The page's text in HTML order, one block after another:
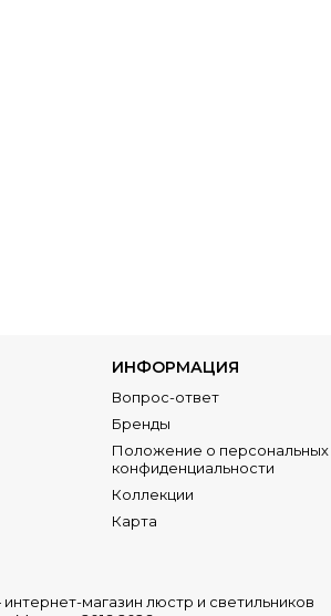
ИНФОРМАЦИЯ
Вопрос-ответ
Бренды
Положение о персональных
конфиденциальности
Коллекции
Карта
интернет-магазин люстр и светильников